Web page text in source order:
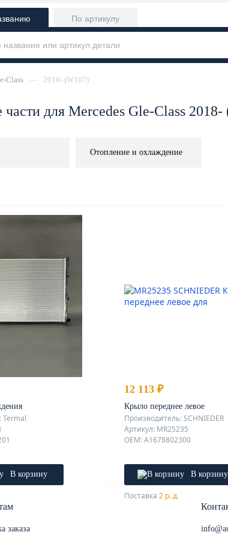
По артикулу
Class — 2018- (W167)
части для Mercedes Gle-Class
Отопление и охлаждение
Termal
В корзину
12 113 ₽
Крыло переднее левое
Производитель: SCHNIEDER
Артикул: MR25235
OEM: A1678802300
В корзину
Поставка2 р. д.
заказа